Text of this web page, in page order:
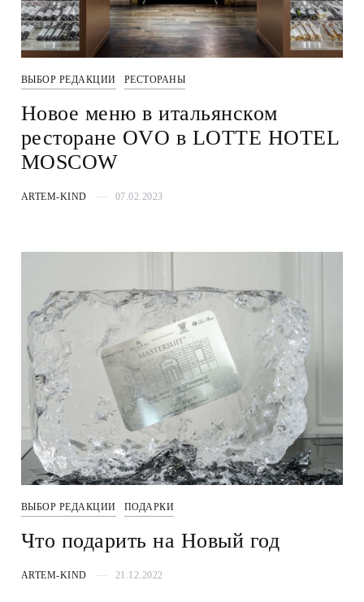
ВЫБОР РЕДАКЦИИ РЕСТОРАНЫ
Новое меню в итальянском
ресторане OVO в LOTTE HOTEL
MOSCOW
ARTEM-KIND 07.02.2023
ВЫБОР РЕДАКЦИИ ПОДАРКИ
Что подарить на Новый год
ARTEM-KIND 21.12.2022